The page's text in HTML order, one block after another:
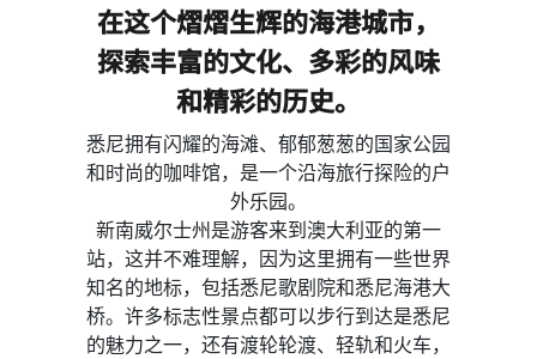
在这个熠熠生辉的海港城市，
探索丰富的文化、多彩的风味
和精彩的历史。
​悉尼拥有闪耀的海滩、郁郁葱葱的国家公园
和时尚的咖啡馆，是一个沿海旅行探险的户
外乐园。​
新南威尔士州是游客来到澳大利亚的第一
站，这并不难理解，因为这里拥有一些世界
知名的地标，包括悉尼歌剧院和悉尼海港大
桥。许多标志性景点都可以步行到达是悉尼
的魅力之一，还有渡轮轮渡、轻轨和火车，